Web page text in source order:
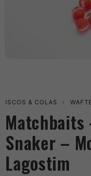
ISCOS & COLAS ›
Matchbaits
Snaker –
Lagostim